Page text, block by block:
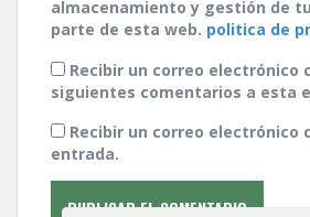
almacenamiento y gestión de
parte de esta web. politica de
Recibir un correo electrónico
siguientes comentarios a esta
Recibir un correo electrónico
entrada.